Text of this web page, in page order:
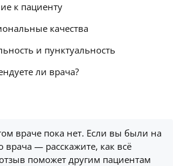
к пациенту
качества
и пунктуальность
ли врача?
враче пока нет. Если вы были на
врача — расскажите, как всё
поможет другим пациентам